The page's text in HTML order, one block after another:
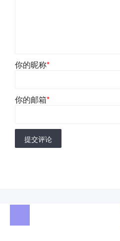
你的昵称*
你的邮箱*
提交评论